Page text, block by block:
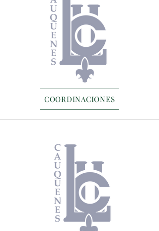
COORDINACIONES